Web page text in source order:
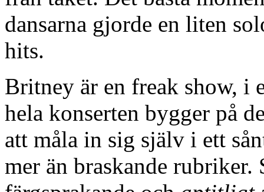
dansarna gjorde en liten
hits.
Britney är en freak show,
hela konserten bygger på
att måla in sig själv i ett
mer än braskande